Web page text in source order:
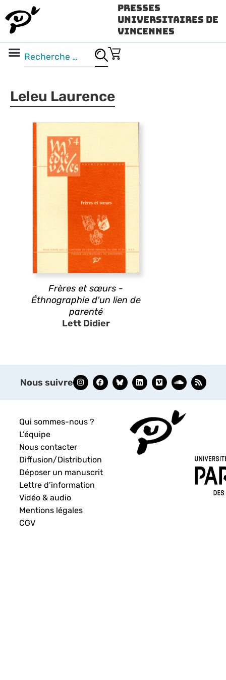
Presses
Universitaires de
Vincennes
Leleu Laurence
Frères et sœurs -
Éthnographie d'un lien de
parenté
Lett Didier
Nous suivre
Qui sommes-nous ?
L’équipe
Nous contacter
Diffusion/Distribution
Déposer un manuscrit
Lettre d’information
Vidéo & audio
Mentions légales
CGV